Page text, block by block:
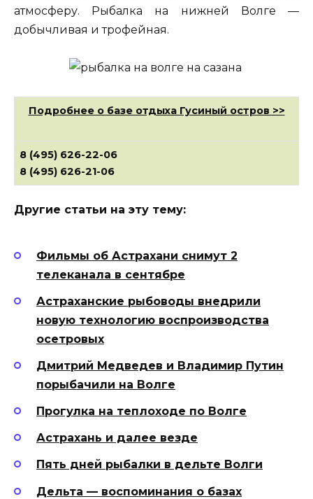
атмосферу. Рыбалка на нижней Волге —
добычливая и трофейная.
Подробнее о базе отдыха Гусиный остров >>
8 (495) 626-22-06
8 (495) 626-21-06
Другие статьи на эту тему:
Фильмы об Астрахани снимут 2
телеканала в сентябре
Астраханские рыбоводы внедрили
новую технологию воспроизводства
осетровых
Дмитрий Медведев и Владимир Путин
порыбачили на Волге
Прогулка на теплоходе по Волге
Астрахань и далее везде
Пять дней рыбалки в дельте Волги
Дельта — воспоминания о базах